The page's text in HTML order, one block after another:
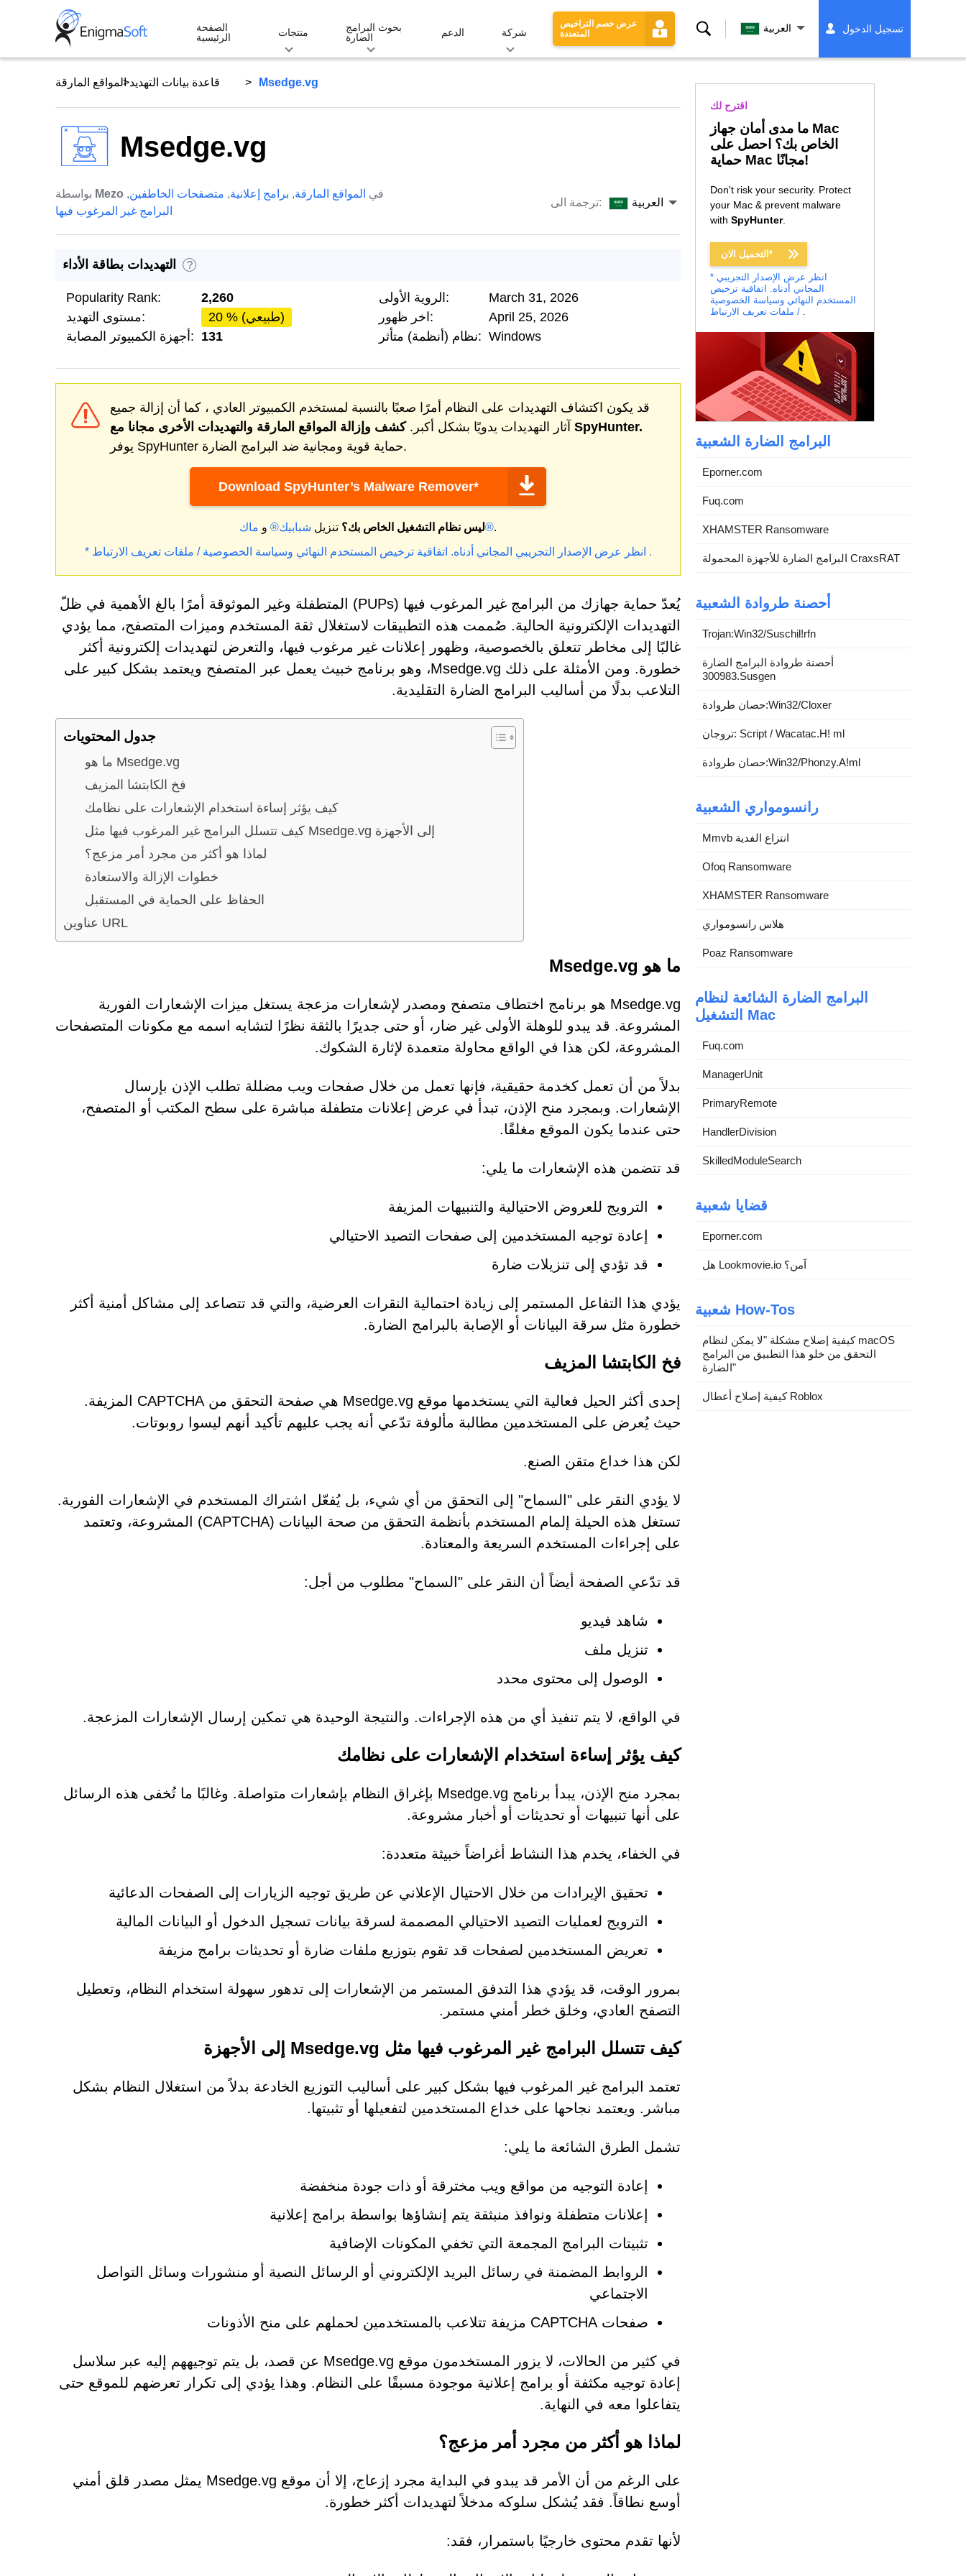
الصفحة
الرئيسية
منتجات
بحوث البرامج
الضارة
الدعم شركة
عرض خصم التراخيص
المتعددة
بحث العربية تسجيل الدخول
قاعدة بيانات التهديد المواقع المارقة Msedge.vg
Msedge.vg
Mezo في المواقع المارقة, برامج إعلانية, متصفحات الخاطفين,
البرامج غير المرغوب فيها
ترجمة الى: العربية
التهديدات بطاقة الأداء ?
Popularity Rank:
2,260
مستوى التهديد:
20 % (طبيعي)
أجهزة الكمبيوتر المصابة: 131
الروية الأولى:
March 31, 2026
اخر ظهور:
April 25, 2026
نظام (أنظمة) متأثر: Windows
قد يكون اكتشاف التهديدات على النظام أمرًا صعبًا بالنسبة لمستخدم الكمبيوتر العادي ، كما أن إزالة جميع
آثار التهديدات يدويًا بشكل أكبر.كشف وإزالة المواقع المارقة
والتهديدات الأخرى مجانا مع SpyHunter.
يوفر SpyHunter حماية قوية ومجانية ضد البرامج الضارة.
Download SpyHunter’s Malware Remover*
ليس نظام التشغيل الخاص بك؟ تنزيل شبابيك® و ماك®.
* انظر عرض الإصدار التجريبي المجاني أدناه. اتفاقية ترخيص المستخدم النهائي وسياسة الخصوصية / ملفات تعريف الارتباط .
يُعدّ حماية جهازك من البرامج غير المرغوب فيها (PUPs) المتطفلة وغير الموثوقة أمرًا بالغ الأهمية في ظلّ
التهديدات الإلكترونية الحالية. صُممت هذه التطبيقات لاستغلال ثقة المستخدم وميزات المتصفح، مما يؤدي
غالبًا إلى مخاطر تتعلق بالخصوصية، وظهور إعلانات غير مرغوب فيها، والتعرض لتهديدات إلكترونية أكثر
خطورة. ومن الأمثلة على ذلك Msedge.vg، وهو برنامج خبيث يعمل عبر المتصفح ويعتمد بشكل كبير على
التلاعب بدلًا من أساليب البرامج الضارة التقليدية.
جدول المحتويات
ما هو Msedge.vg
فخ الكابتشا المزيف
كيف يؤثر إساءة استخدام الإشعارات على نظامك
كيف تتسلل البرامج غير المرغوب فيها مثل Msedge.vg إلى الأجهزة
لماذا هو أكثر من مجرد أمر مزعج؟
خطوات الإزالة والاستعادة
الحفاظ على الحماية في المستقبل
عناوين URL
ما هو Msedge.vg
Msedge.vg هو برنامج اختطاف متصفح ومصدر لإشعارات مزعجة يستغل ميزات الإشعارات الفورية
المشروعة. قد يبدو للوهلة الأولى غير ضار، أو حتى جديرًا بالثقة نظرًا لتشابه اسمه مع مكونات المتصفحات
المشروعة، لكن هذا في الواقع محاولة متعمدة لإثارة الشكوك.
بدلاً من أن تعمل كخدمة حقيقية، فإنها تعمل من خلال صفحات ويب مضللة تطلب الإذن بإرسال
الإشعارات. وبمجرد منح الإذن، تبدأ في عرض إعلانات متطفلة مباشرة على سطح المكتب أو المتصفح،
حتى عندما يكون الموقع مغلقًا.
قد تتضمن هذه الإشعارات ما يلي:
الترويج للعروض الاحتيالية والتنبيهات المزيفة
إعادة توجيه المستخدمين إلى صفحات التصيد الاحتيالي
قد تؤدي إلى تنزيلات ضارة
يؤدي هذا التفاعل المستمر إلى زيادة احتمالية النقرات العرضية، والتي قد تتصاعد إلى مشاكل أمنية أكثر
خطورة مثل سرقة البيانات أو الإصابة بالبرامج الضارة.
فخ الكابتشا المزيف
إحدى أكثر الحيل فعالية التي يستخدمها موقع Msedge.vg هي صفحة التحقق من CAPTCHA المزيفة.
حيث يُعرض على المستخدمين مطالبة مألوفة تدّعي أنه يجب عليهم تأكيد أنهم ليسوا روبوتات.
لكن هذا خداع متقن الصنع.
لا يؤدي النقر على "السماح" إلى التحقق من أي شيء، بل يُفعّل اشتراك المستخدم في الإشعارات الفورية.
تستغل هذه الحيلة إلمام المستخدم بأنظمة التحقق من صحة البيانات (CAPTCHA) المشروعة، وتعتمد
على إجراءات المستخدم السريعة والمعتادة.
قد تدّعي الصفحة أيضاً أن النقر على "السماح" مطلوب من أجل:
شاهد فيديو
تنزيل ملف
الوصول إلى محتوى محدد
في الواقع، لا يتم تنفيذ أي من هذه الإجراءات. والنتيجة الوحيدة هي تمكين إرسال الإشعارات المزعجة.
كيف يؤثر إساءة استخدام الإشعارات على نظامك
بمجرد منح الإذن، يبدأ برنامج Msedge.vg بإغراق النظام بإشعارات متواصلة. وغالبًا ما تُخفى هذه الرسائل
على أنها تنبيهات أو تحديثات أو أخبار مشروعة.
في الخفاء، يخدم هذا النشاط أغراضاً خبيثة متعددة:
تحقيق الإيرادات من خلال الاحتيال الإعلاني عن طريق توجيه الزيارات إلى الصفحات الدعائية
الترويج لعمليات التصيد الاحتيالي المصممة لسرقة بيانات تسجيل الدخول أو البيانات المالية
تعريض المستخدمين لصفحات قد تقوم بتوزيع ملفات ضارة أو تحديثات برامج مزيفة
بمرور الوقت، قد يؤدي هذا التدفق المستمر من الإشعارات إلى تدهور سهولة استخدام النظام، وتعطيل
التصفح العادي، وخلق خطر أمني مستمر.
كيف تتسلل البرامج غير المرغوب فيها مثل Msedge.vg إلى الأجهزة
تعتمد البرامج غير المرغوب فيها بشكل كبير على أساليب التوزيع الخادعة بدلاً من استغلال النظام بشكل
مباشر. ويعتمد نجاحها على خداع المستخدمين لتفعيلها أو تثبيتها.
تشمل الطرق الشائعة ما يلي:
إعادة التوجيه من مواقع ويب مخترقة أو ذات جودة منخفضة
إعلانات متطفلة ونوافذ منبثقة يتم إنشاؤها بواسطة برامج إعلانية
تثبيتات البرامج المجمعة التي تخفي المكونات الإضافية
الروابط المضمنة في رسائل البريد الإلكتروني أو الرسائل النصية أو منشورات وسائل التواصل
الاجتماعي
صفحات CAPTCHA مزيفة تتلاعب بالمستخدمين لحملهم على منح الأذونات
في كثير من الحالات، لا يزور المستخدمون موقع Msedge.vg عن قصد، بل يتم توجيههم إليه عبر سلاسل
إعادة توجيه مكثفة أو برامج إعلانية موجودة مسبقًا على النظام. وهذا يؤدي إلى تكرار تعرضهم للموقع حتى
يتفاعلوا معه في النهاية.
لماذا هو أكثر من مجرد أمر مزعج؟
على الرغم من أن الأمر قد يبدو في البداية مجرد إزعاج، إلا أن موقع Msedge.vg يمثل مصدر قلق أمني
أوسع نطاقاً. فقد يُشكل سلوكه مدخلاً لتهديدات أكثر خطورة.
لأنها تقدم محتوى خارجيًا باستمرار، فقد:
اقترح لك
ما مدى أمان جهاز Mac
الخاص بك؟ احصل على
حماية Mac مجانًا!
Don't risk your security. Protect
your Mac & prevent malware
with SpyHunter.
التحميل الان*
* انظر عرض الإصدار التجريبي
المجاني أدناه. اتفاقية ترخيص
المستخدم النهائي وسياسة الخصوصية
/ ملفات تعريف الارتباط .
البرامج الضارة الشعبية
Eporner.com
Fuq.com
XHAMSTER Ransomware
البرامج الضارة للأجهزة المحمولة CraxsRAT
أحصنة طروادة الشعبية
Trojan:Win32/Suschil!rfn
أحصنة طروادة البرامج الضارة
300983.Susgen
حصان طروادة:Win32/Cloxer
تروجان: Script / Wacatac.H! ml
حصان طروادة:Win32/Phonzy.A!ml
رانسومواري الشعبية
Mmvb انتزاع الفدية
Ofoq Ransomware
XHAMSTER Ransomware
هلاس رانسومواري
Poaz Ransomware
البرامج الضارة الشائعة لنظام
التشغيل Mac
Fuq.com
ManagerUnit
PrimaryRemote
HandlerDivision
SkilledModuleSearch
قضايا شعبية
Eporner.com
هل Lookmovie.io آمن؟
شعبية How-Tos
كيفية إصلاح مشكلة "لا يمكن لنظام macOS
التحقق من خلو هذا التطبيق من البرامج
الضارة"
كيفية إصلاح أعطال Roblox